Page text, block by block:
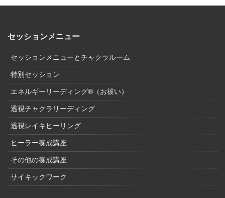
セッションメニュー
セッションメニューとチャクラルーム
特別セッション
エネルギーリーディング®（お祓い）
透視チャクラリーディング
透視レイキヒーリング
ヒーラー養成講座
その他の養成講座
サイキックワーク